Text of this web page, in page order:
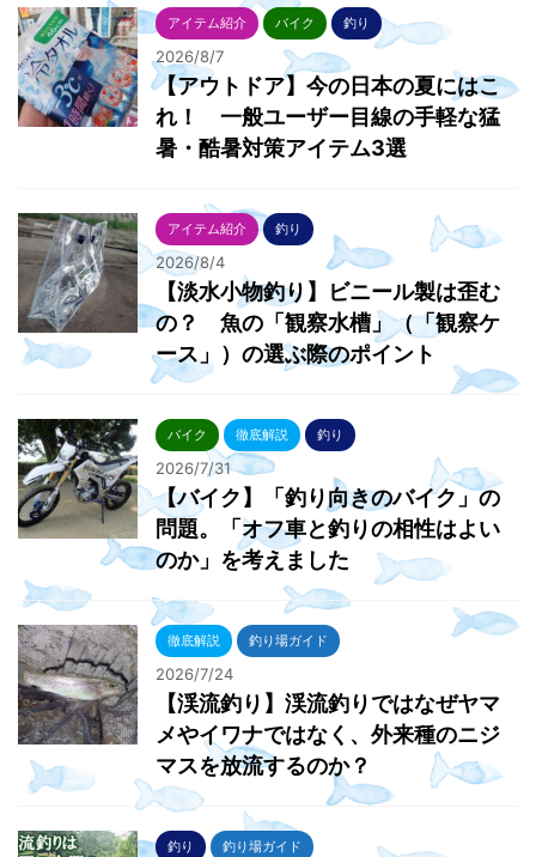
アイテム紹介 バイク 釣り
2026/8/7
【アウトドア】今の日本の夏にはこ
れ！ 一般ユーザー目線の手軽な猛
暑・酷暑対策アイテム3選
アイテム紹介 釣り
2026/8/4
【淡水小物釣り】ビニール製は歪む
の？ 魚の「観察水槽」（「観察ケ
ース」）の選ぶ際のポイント
バイク 徹底解説 釣り
2026/7/31
【バイク】「釣り向きのバイク」の
問題。「オフ車と釣りの相性はよい
のか」を考えました
徹底解説 釣り場ガイド
2026/7/24
【渓流釣り】渓流釣りではなぜヤマ
メやイワナではなく、外来種のニジ
マスを放流するのか？
釣り 釣り場ガイド